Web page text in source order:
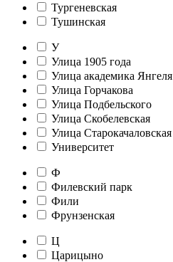
Тургеневская
Тушинская
У
Улица 1905 года
Улица академика Янгеля
Улица Горчакова
Улица Подбельского
Улица Скобелевская
Улица Старокачаловская
Университет
Ф
Филевский парк
Фили
Фрунзенская
Ц
Царицыно